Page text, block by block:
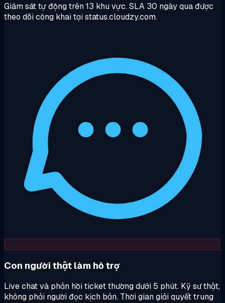
Giám sát tự động trên 13 khu vực. SLA 30 ngày qua được
theo dõi công khai tại status.cloudzy.com.
Con người thật làm hỗ trợ
Live chat và phản hồi ticket thường dưới 5 phút. Kỹ sư thật,
không phải người đọc kịch bản. Thời gian giải quyết trung